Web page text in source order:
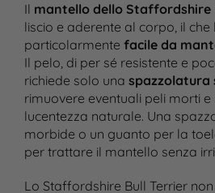
Il mantello dello Staffordshire
liscio e aderente al corpo, il che
particolarmente facile da
Il pelo, di per sé resistente e
richiede solo una spazzolatura
rimuovere eventuali peli morti
lucentezza naturale. Una
morbide o un guanto per la
per trattare il mantello senza
Lo Staffordshire Bull Terrier